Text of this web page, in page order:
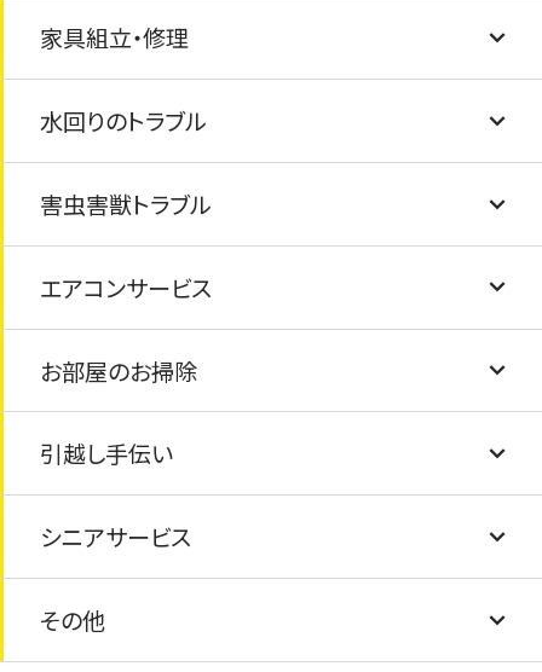
窓ガラス・サッシ交換・内窓（インプラス）設置
駐車場コンクリート工事
タイル交換/ひび割れ
フェンス工事
塗装工事
屋根の葺き替え
防水工事
外壁シーリング補修
風呂釜と浴槽の撤去と処分
テレビ・冷蔵庫・洗濯機・乾燥機・マッサージチ
ェアの処分
布団・毛布の処分
仏壇の処分・閉眼供養
ピアノの処分
太陽光パネルの処分
太陽熱温水器の処分
家具の処分
ゴミ屋敷清掃・汚部屋清掃
遺品整理のお手伝い
家具組立・修理
家具の修繕
家具組み立て
水回りのトラブル
排水溝の詰まり
トイレの詰まり
給湯器の交換
水道の蛇口交換
蛇口の水漏れ
害虫害獣トラブル
シロアリ・害虫駆除
害獣駆除
エアコンサービス
エアコンクリーニング
エアコン取付け・取外し
エアコンの撤去・処分
お部屋のお掃除
畳の交換
障子・襖の張り替え
網戸の交換
引越し手伝い
引越し手伝い
シニアサービス
安心シニアサービス
その他